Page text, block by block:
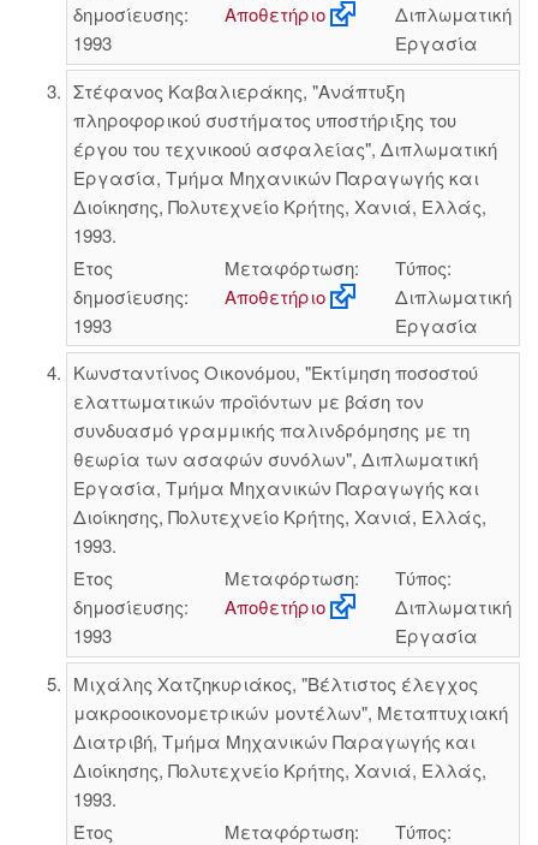
δημοσίευσης:
1993
Αποθετήριο
Διπλωματική
Εργασία
Στέφανος Καβαλιεράκης, "Ανάπτυξη
πληροφορικού συστήματος υποστήριξης του
έργου του τεχνικοού ασφαλείας", Διπλωματική
Εργασία, Τμήμα Μηχανικών Παραγωγής και
Διοίκησης, Πολυτεχνείο Κρήτης, Χανιά, Ελλάς,
1993.
Έτος
δημοσίευσης:
1993
Μεταφόρτωση:
Αποθετήριο
Τύπος:
Διπλωματική
Εργασία
Κωνσταντίνος Οικονόμου, "Εκτίμηση ποσοστού
ελαττωματικών προϊόντων με βάση τον
συνδυασμό γραμμικής παλινδρόμησης με τη
θεωρία των ασαφών συνόλων", Διπλωματική
Εργασία, Τμήμα Μηχανικών Παραγωγής και
Διοίκησης, Πολυτεχνείο Κρήτης, Χανιά, Ελλάς,
1993.
Έτος
δημοσίευσης:
1993
Μεταφόρτωση:
Αποθετήριο
Τύπος:
Διπλωματική
Εργασία
Μιχάλης Χατζηκυριάκος, "Βέλτιστος έλεγχος
μακροοικονομετρικών μοντέλων", Μεταπτυχιακή
Διατριβή, Τμήμα Μηχανικών Παραγωγής και
Διοίκησης, Πολυτεχνείο Κρήτης, Χανιά, Ελλάς,
1993.
Έτος
Μεταφόρτωση:
Τύπος: